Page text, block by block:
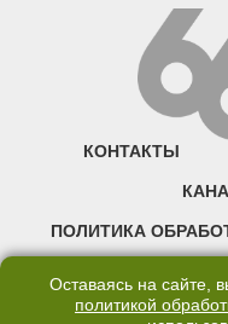
КОНТАКТЫ
ПОЛИТИКА
Оставаясь на сайте,
политикой